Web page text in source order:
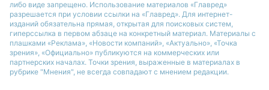
либо виде запрещено. Использование материалов «Главред»
разрешается при условии ссылки на «Главред». Для интернет-
изданий обязательна прямая, открытая для поисковых систем,
гиперссылка в первом абзаце на конкретный материал. Материалы с
плашками «Реклама», «Новости компаний», «Актуально», «Точка
зрения», «Официально» публикуются на коммерческих или
партнерских началах. Точки зрения, выраженные в материалах в
рубрике "Мнения", не всегда совпадают с мнением редакции.